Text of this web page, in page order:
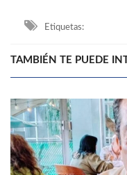
Etiquetas:
TAMBIÉN TE PUEDE